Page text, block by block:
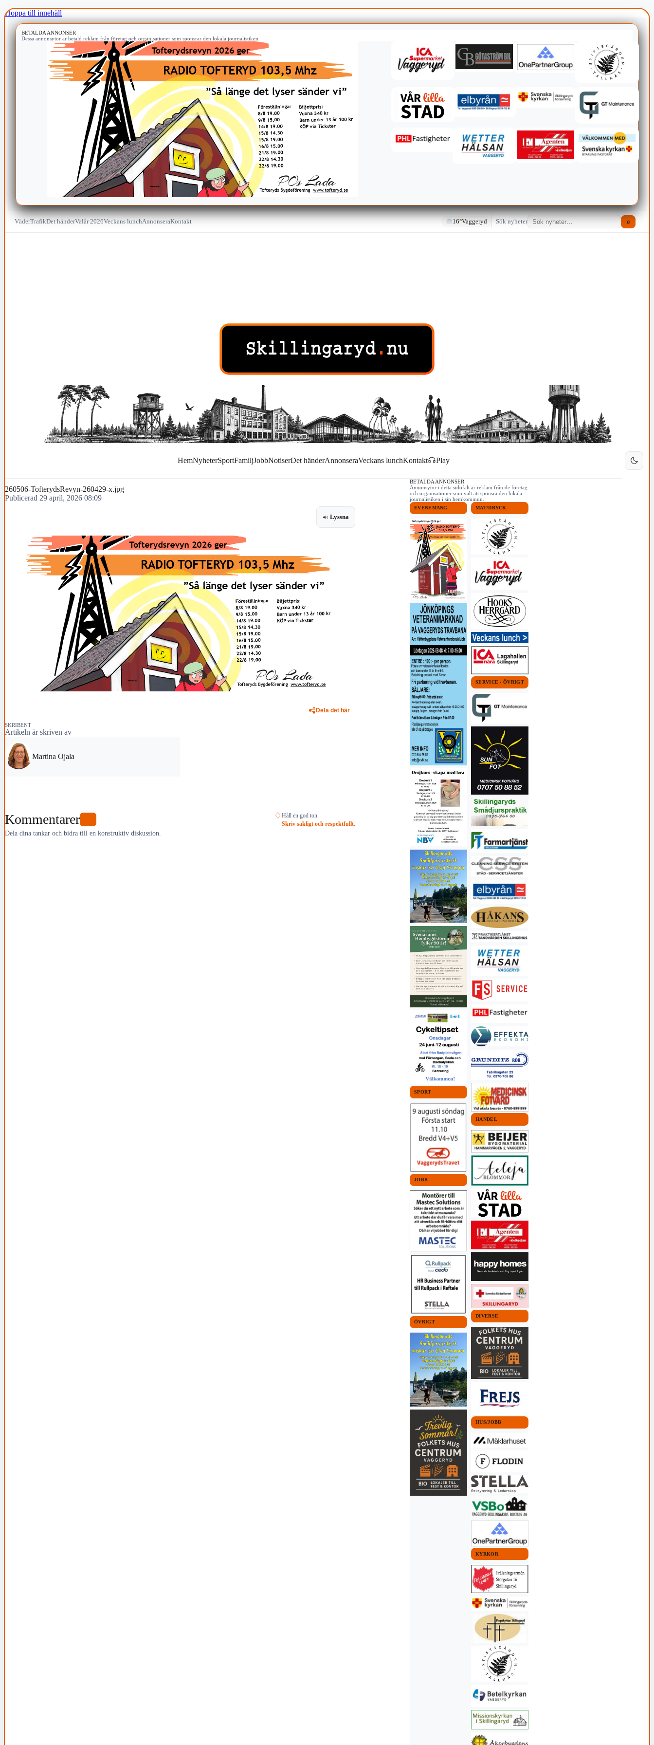
Hoppa till innehåll
BETALDA ANNONSER
Dessa annonsytor är betald reklam från företag och organisationer som sponsrar den lokala journalistiken.
VäderTrafikDet händerValår 2026Veckans lunchAnnonseraKontakt 16°Vaggeryd Sök nyheter ⌕
HemNyheterSportFamiljJobbNotiserDet händerAnnonseraVeckans lunchKontakt Play
260506-TofterydsRevyn-260429-x.jpg
Publicerad 29 april, 2026 08:09
Lyssna
Dela det här
SKRIBENT
Artikeln är skriven av
Martina Ojala
Kommentarer
Dela dina tankar och bidra till en konstruktiv diskussion.
♢ Håll en god ton.
Skriv sakligt och respektfullt.
BETALDA ANNONSER
Annonsytor i detta sidofält är reklam från de företag
och organisationer som valt att sponsra den lokala
journalistiken i sin hemkommun.
EVENEMANG
SPORT
JOBB
ÖVRIGT
MAT/DRYCK
SERVICE - ÖVRIGT
HANDEL
DIVERSE
HUS/JOBB
KYRKOR